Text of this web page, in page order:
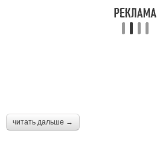
читать дальше →